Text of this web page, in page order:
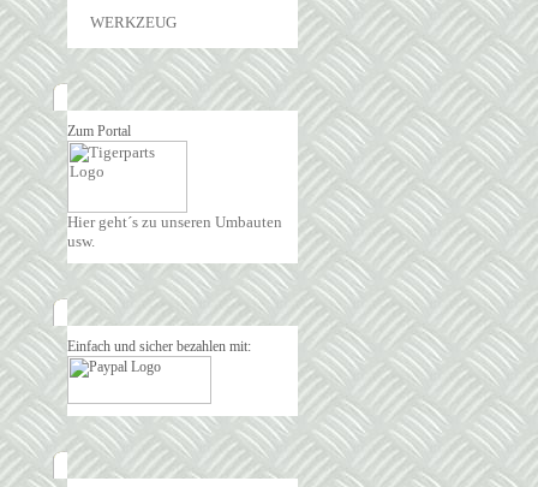
WERKZEUG
Zum Portal
Hier geht´s zu unseren Umbauten
usw.
Einfach und sicher bezahlen mit: